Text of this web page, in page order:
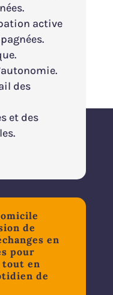
active
des
et des
de
en
pour
tout en
de